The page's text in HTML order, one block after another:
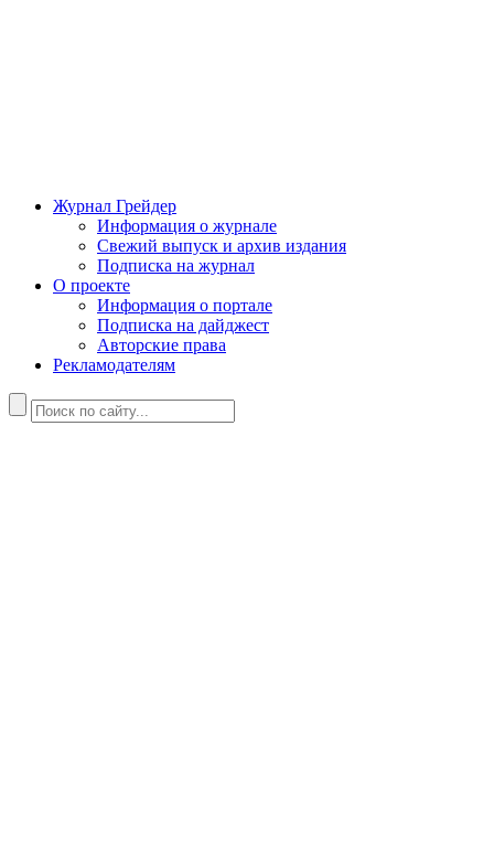
Журнал Грейдер
Информация о журнале
Свежий выпуск и архив издания
Подписка на журнал
О проекте
Информация о портале
Подписка на дайджест
Авторские права
Рекламодателям